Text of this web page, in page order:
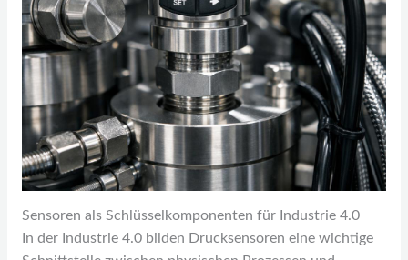
Sensoren als Schlüsselkomponenten für Industrie 4.0
In der Industrie 4.0 bilden Drucksensoren eine wichtige